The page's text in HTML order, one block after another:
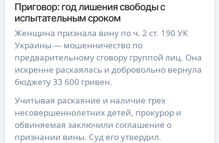
Приговор: год лишения свободы с
испытательным сроком
Женщина признала вину по ч. 2 ст. 190 УК
Украины — мошенничество по
предварительному сговору группой лиц. Она
искренне раскаялась и добровольно вернула
бюджету 33 600 гривен.
Учитывая раскаяние и наличие трех
несовершеннолетних детей, прокурор и
обвиняемая заключили соглашение о
признании вины. Суд его утвердил.